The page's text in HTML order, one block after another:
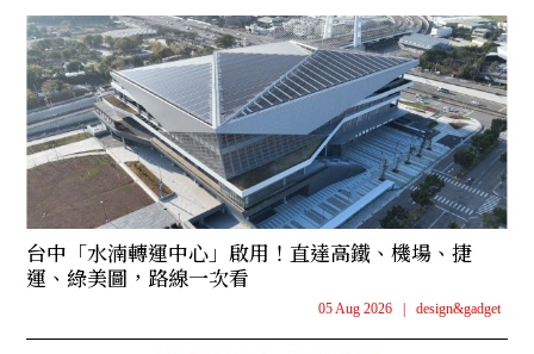
台中「水湳轉運中心」啟用！直達高鐵、機場、捷
運、綠美圖，路線一次看
05 Aug 2026 design&gadget